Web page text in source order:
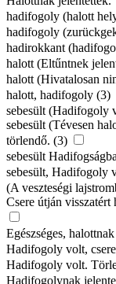
hadifogoly (halott
hadifogoly
hadirokkant
halott (Eltűntnek
halott (Hivatalosan
halott, hadifogoly (3)
sebesült (Hadifogoly
sebesült (Tévesen
törlendő. (3)
sebesült
sebesült, Hadifogoly
(A veszteségi
Csere útján
Egészséges,
Hadifogoly volt,
Hadifogoly volt.
Hadifogolynak